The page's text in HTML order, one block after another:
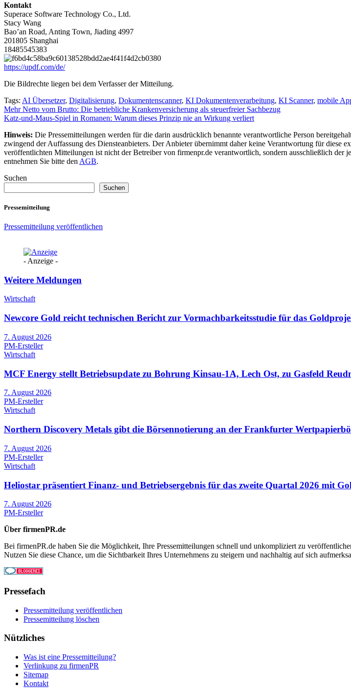
Kontakt
Superace Software Technology Co., Ltd.
Stacy Wang
Bao’an Road, Anting Town, Jiading 4997
201805 Shanghai
18485545383
https://updf.com/de/
Die Bildrechte liegen bei dem Verfasser der Mitteilung.
Tags: AI Übersetzer, Digitalisierung, Dokumentenscanner, KI Dokumentenverarbeitung, KI Scanner, mobile
Beitragsnavigation
Mehr Netto vom Brutto: Die betriebliche Krankenversicherung als steuerfreier Sachbezug
Katz-und-Maus-Spiel in Romanen: Warum dieses Prinzip nie an Wirkung verliert
Hinweis: Die Pressemitteilungen werden für die darin ausdrücklich benannte verantwortliche Person
zwingend der Auffassung des Diensteanbieters. Der Anbieter übernimmt daher keine Verantwortung für diese
veröffentlichten Mitteilungen ist nicht der Betreiber von firmenpr.de verantwortlich, sondern ausschließlich
entnehmen Sie bitte den AGB.
Suchen
Suchen
Pressemitteilung
Pressemitteilung veröffentlichen
- Anzeige -
Weitere Meldungen
Wirtschaft
Newcore Gold reicht technischen Bericht zur Vormachbarkeitsstudie für das
7. August 2026
PM-Ersteller
Wirtschaft
MCF Energy stellt Betriebsupdate zu Bohrung Kinsau-1A, Lech Ost, zu Gasfeld
7. August 2026
PM-Ersteller
Wirtschaft
Northern Discovery Metals gibt die Börsennotierung an der Frankfurter
7. August 2026
PM-Ersteller
Wirtschaft
Heliostar präsentiert Finanz- und Betriebsergebnis für das zweite Quartal 2026 mit
7. August 2026
PM-Ersteller
Über firmenPR.de
Bei firmenPR.de haben Sie die Möglichkeit, Ihre Pressemitteilungen schnell und unkompliziert zu
Nutzen Sie diese Chance, um die Sichtbarkeit Ihres Unternehmens zu steigern und nachhaltig auf sich
Pressefach
Pressemitteilung veröffentlichen
Pressemitteilung löschen
Nützliches
Was ist eine Pressemitteilung?
Verlinkung zu firmenPR
Sitemap
Kontakt